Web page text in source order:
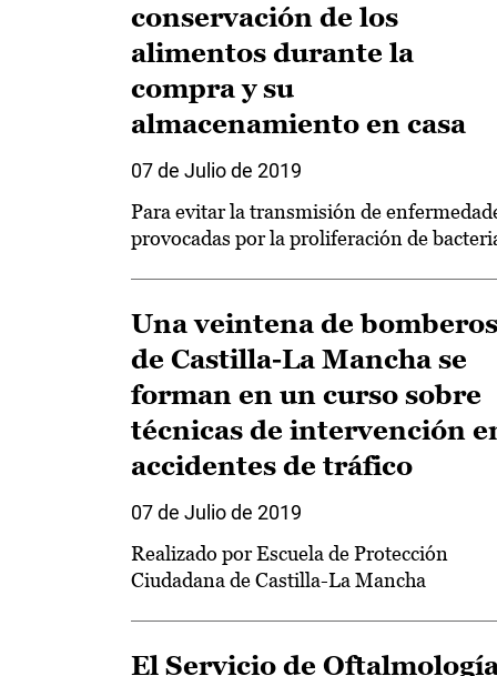
conservación de los
alimentos durante la
compra y su
almacenamiento en casa
07 de Julio de 2019
Para evitar la transmisión de
provocadas por la proliferación de
Una veintena de bomberos
de Castilla-La Mancha se
forman en un curso sobre
técnicas de intervención
accidentes de tráfico
07 de Julio de 2019
Realizado por Escuela de Protección
Ciudadana de Castilla-La Mancha
El Servicio de